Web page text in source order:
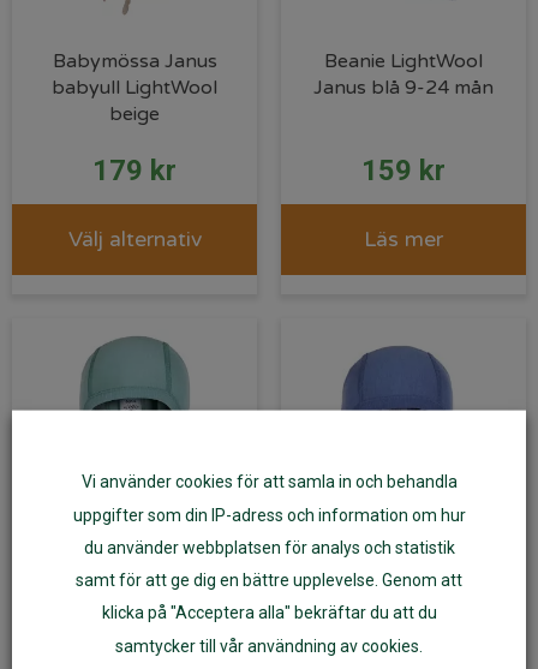
Babymössa Janus
babyull LightWool
beige
179 kr
Välj alternativ
Beanie LightWool
Janus blå 9-24 mån
159 kr
Läs mer
Babymössa Janus
babyull LightWool
grön
Babymössa Janus
babyull LightWool blå
Vi använder cookies för att samla in och behandla
uppgifter som din IP-adress och information om hur
du använder webbplatsen för analys och statistik
samt för att ge dig en bättre upplevelse. Genom att
klicka på "Acceptera alla" bekräftar du att du
samtycker till vår användning av cookies.